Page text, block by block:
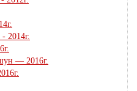
2014г.
— 2016г.